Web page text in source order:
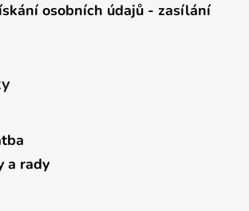
osobních údajů - zasílání
a rady